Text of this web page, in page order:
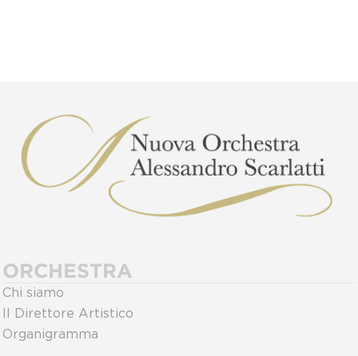
ORCHESTRA
Chi siamo
Il Direttore Artistico
Organigramma